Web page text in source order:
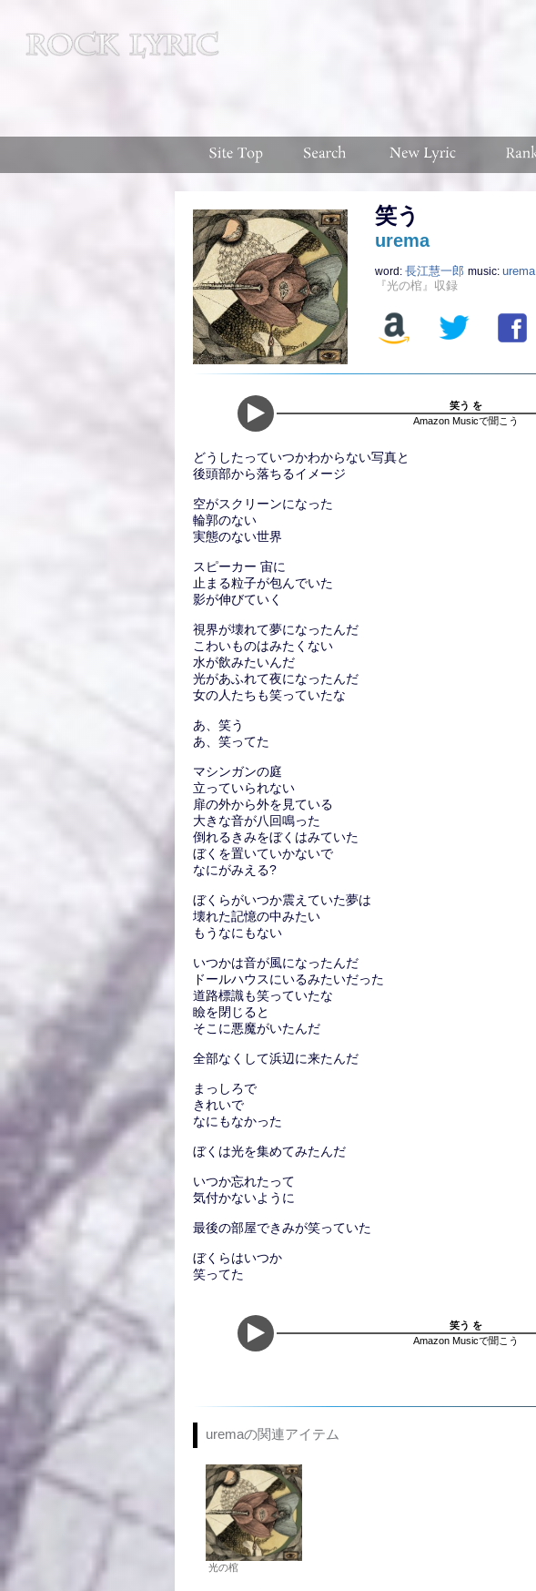
笑う
urema
word: 長江慧一郎 music: urema
『光の棺』収録
笑う を
Amazon Musicで聞こう
どうしたっていつかわからない写真と
後頭部から落ちるイメージ
空がスクリーンになった
輪郭のない
実態のない世界
スピーカー 宙に
止まる粒子が包んでいた
影が伸びていく
視界が壊れて夢になったんだ
こわいものはみたくない
水が飲みたいんだ
光があふれて夜になったんだ
女の人たちも笑っていたな
あ、笑う
あ、笑ってた
マシンガンの庭
立っていられない
扉の外から外を見ている
大きな音が八回鳴った
倒れるきみをぼくはみていた
ぼくを置いていかないで
なにがみえる?
ぼくらがいつか震えていた夢は
壊れた記憶の中みたい
もうなにもない
いつかは音が風になったんだ
ドールハウスにいるみたいだった
道路標識も笑っていたな
瞼を閉じると
そこに悪魔がいたんだ
全部なくして浜辺に来たんだ
まっしろで
きれいで
なにもなかった
ぼくは光を集めてみたんだ
いつか忘れたって
気付かないように
最後の部屋できみが笑っていた
ぼくらはいつか
笑ってた
笑う を
Amazon Musicで聞こう
uremaの関連アイテム
光の棺